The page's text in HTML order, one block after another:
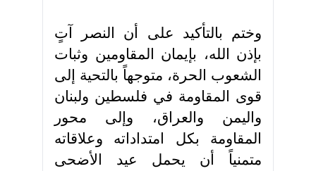
وختم بالتأكيد على أن النصر آتٍ
بإذن الله، بإيمان المقاومين وثبات
الشعوب الحرة، متوجهاً بالتحية إلى
قوى المقاومة في فلسطين ولبنان
واليمن والعراق، وإلى محور
المقاومة بكل امتداداته وعلاقاته
متمنياً أن يحمل عيد الأضحى